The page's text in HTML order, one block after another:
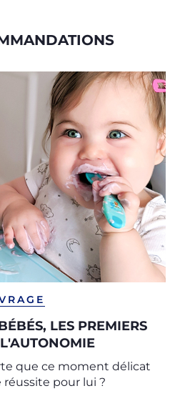
LES PREMIERS
que ce moment délicat
pour lui ?